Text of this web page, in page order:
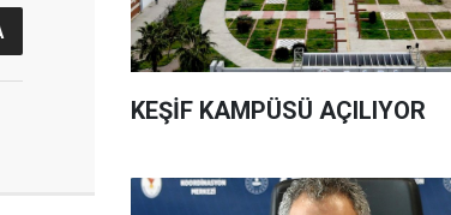
KEŞİF KAMPÜSÜ AÇILIYOR